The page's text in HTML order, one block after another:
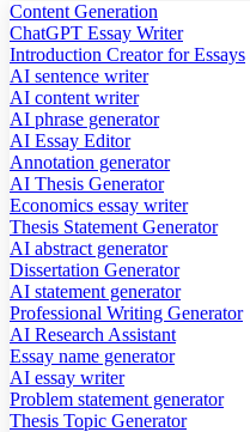
Content Generation
ChatGPT Essay Writer
Introduction Creator for Essays
AI sentence writer
AI content writer
AI phrase generator
AI Essay Editor
Annotation generator
AI Thesis Generator
Economics essay writer
Thesis Statement Generator
AI abstract generator
Dissertation Generator
AI statement generator
Professional Writing Generator
AI Research Assistant
Essay name generator
AI essay writer
Problem statement generator
Thesis Topic Generator